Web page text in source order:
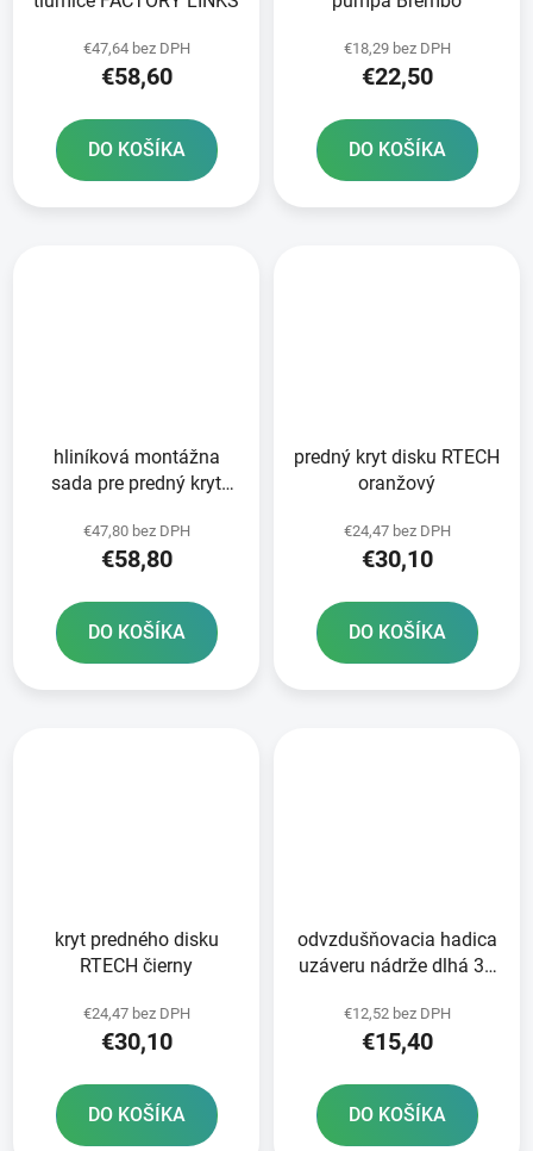
€47,64 bez DPH
€58,60
DO KOŠÍKA
€18,29 bez DPH
€22,50
DO KOŠÍKA
hliníková montážna
sada pre predný kryt
€47,80 bez DPH
€58,80
DO KOŠÍKA
predný kryt disku RTECH
oranžový
€24,47 bez DPH
€30,10
DO KOŠÍKA
kryt predného disku
RTECH čierny
€24,47 bez DPH
€30,10
DO KOŠÍKA
odvzdušňovacia hadica
uzáveru nádrže dlhá 36
€12,52 bez DPH
€15,40
DO KOŠÍKA